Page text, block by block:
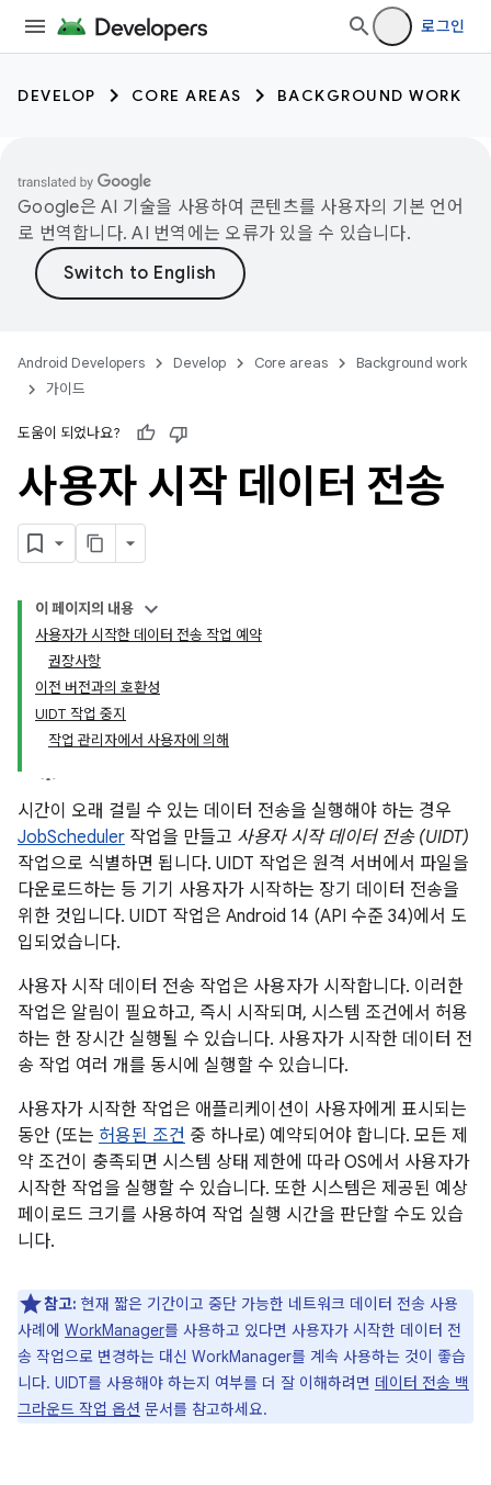
로그인
DEVELOP CORE AREAS BACKGROUND WORK
Google은 AI 기술을 사용하여 콘텐츠를 사용자의 기본 언어
로 번역합니다. AI 번역에는 오류가 있을 수 있습니다.
Android Developers Develop Core areas
Background work
가이드
도움이 되었나요?
사용자 시작 데이터 전송
이 페이지의 내용
사용자가 시작한 데이터 전송 작업 예약
권장사항
이전 버전과의 호환성
UIDT 작업 중지
작업 관리자에서 사용자에 의해
시간이 오래 걸릴 수 있는 데이터 전송을 실행해야 하는 경우
JobScheduler 작업을 만들고 사용자 시작 데이터 전송 (UIDT)
작업으로 식별하면 됩니다. UIDT 작업은 원격 서버에서 파일을
다운로드하는 등 기기 사용자가 시작하는 장기 데이터 전송을
위한 것입니다. UIDT 작업은 Android 14 (API 수준 34)에서 도
입되었습니다.
사용자 시작 데이터 전송 작업은 사용자가 시작합니다. 이러한
작업은 알림이 필요하고, 즉시 시작되며, 시스템 조건에서 허용
하는 한 장시간 실행될 수 있습니다. 사용자가 시작한 데이터 전
송 작업 여러 개를 동시에 실행할 수 있습니다.
사용자가 시작한 작업은 애플리케이션이 사용자에게 표시되는
동안 (또는 허용된 조건 중 하나로) 예약되어야 합니다. 모든 제
약 조건이 충족되면 시스템 상태 제한에 따라 OS에서 사용자가
시작한 작업을 실행할 수 있습니다. 또한 시스템은 제공된 예상
페이로드 크기를 사용하여 작업 실행 시간을 판단할 수도 있습
니다.
참고: 현재 짧은 기간이고 중단 가능한 네트워크 데이터 전송 사용
사례에 WorkManager를 사용하고 있다면 사용자가 시작한 데이터 전
송 작업으로 변경하는 대신 WorkManager를 계속 사용하는 것이 좋습
니다. UIDT를 사용해야 하는지 여부를 더 잘 이해하려면 데이터 전송 백
그라운드 작업 옵션 문서를 참고하세요.